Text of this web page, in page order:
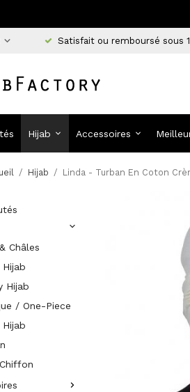
Satisfait ou remboursé sous
Hijab Accessoires
/ Hijab / Linda - Turban En Coton
Châles
Hijab
Hijab
/ One-Piece